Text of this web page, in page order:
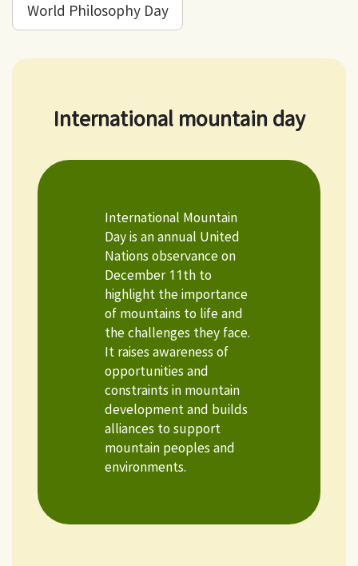
World Philosophy Day
International mountain day
International Mountain
Day is an annual United
Nations observance on
December 11th to
highlight the importance
of mountains to life and
the challenges they face.
It raises awareness of
opportunities and
constraints in mountain
development and builds
alliances to support
mountain peoples and
environments.